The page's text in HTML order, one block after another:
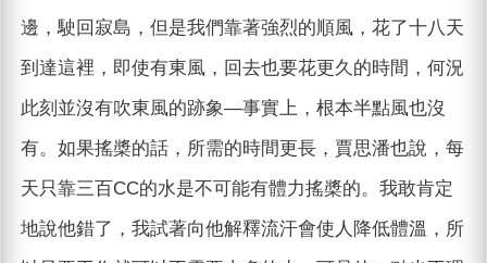
邊，駛回寂島，但是我們靠著強烈的順風，花了十八天
到達這裡，即使有東風，回去也要花更久的時間，何況
此刻並沒有吹東風的跡象—事實上，根本半點風也沒
有。如果搖槳的話，所需的時間更長，賈思潘也說，每
天只靠三百CC的水是不可能有體力搖槳的。我敢肯定
地說他錯了，我試著向他解釋流汗會使人降低體溫，所